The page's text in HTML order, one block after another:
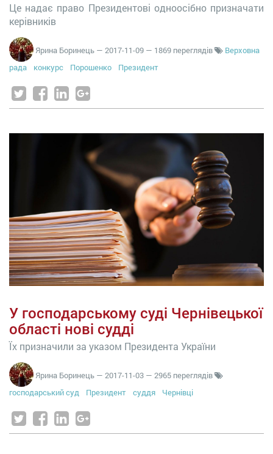
Це надає право Президентові одноосібно призначати
керівників
Ярина Боринець — 2017-11-09 — 1869 переглядів
Верховна
рада
конкурс Порошенко Президент
У господарському суді Чернівецької
області нові судді
Їх призначили за указом Президента України
Ярина Боринець — 2017-11-03 — 2965 переглядів
господарський суд
Президент суддя Чернівці